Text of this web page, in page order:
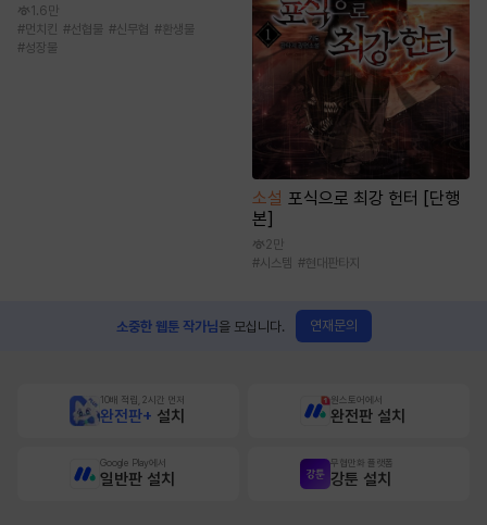
1.6만
#먼치킨 #선협물 #신무협 # 환생물
#성장물
소설 포식으로 최강 헌터 [단행
본]
2만
#시스템 #현대판타지
소중한 웹툰 작가님을 모십니다. 연재문의
10배 적립, 2시간 먼저
완전판+ 설치
원스토어에서
완전판 설치
Google Play에서
일반판 설치
무협만화 플랫폼
강툰 설치